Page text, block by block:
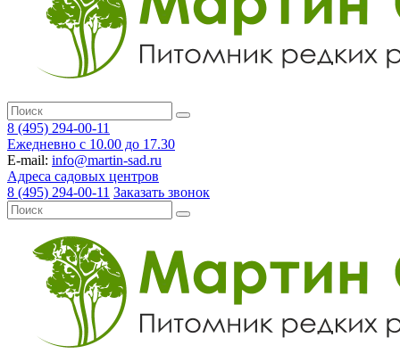
8 (495) 294-00-11
Ежедневно с 10.00 до 17.30
E-mail: info@martin-sad.ru
Адреса садовых центров
8 (495) 294-00-11 Заказать звонок